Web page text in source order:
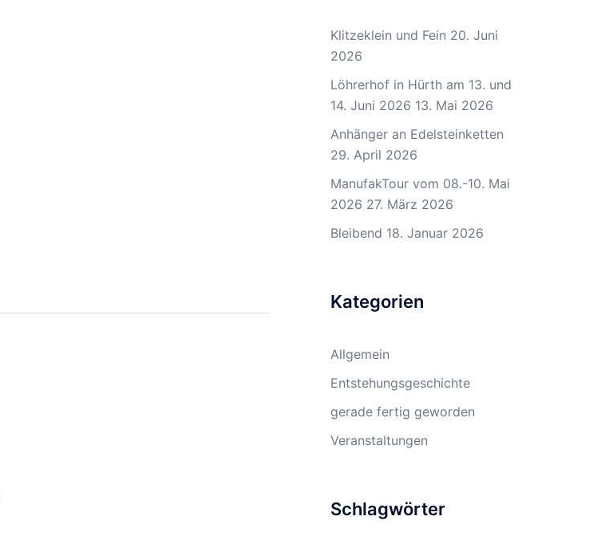
Klitzeklein und Fein 20. Juni
2026
Löhrerhof in Hürth am 13. und
14. Juni 2026 13. Mai 2026
Anhänger an Edelsteinketten
29. April 2026
ManufakTour vom 08.-10. Mai
2026 27. März 2026
Bleibend 18. Januar 2026
Kategorien
Allgemein
Entstehungsgeschichte
gerade fertig geworden
Veranstaltungen
Schlagwörter